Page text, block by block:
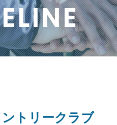
ントリークラブ